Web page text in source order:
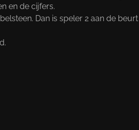
en de cijfers.
Dan is speler 2 aan de